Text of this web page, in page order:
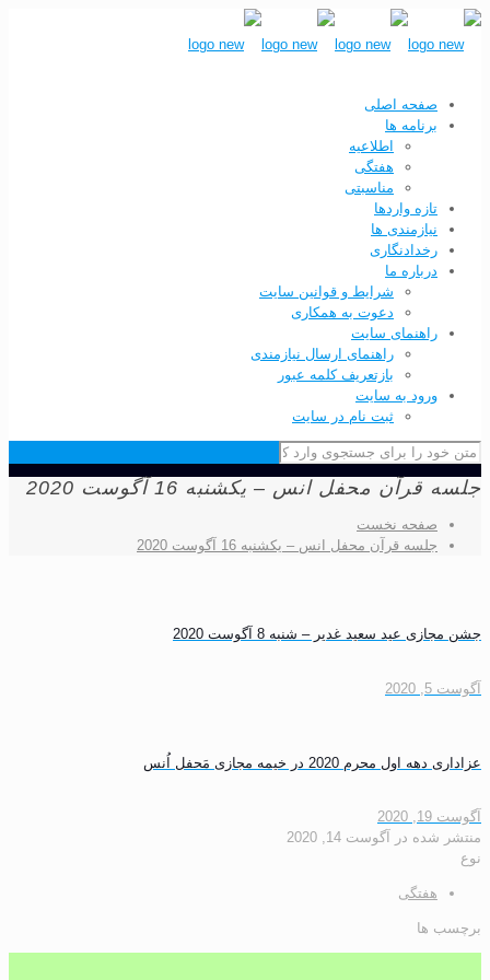
صفحه اصلی
برنامه ها
اطلاعیه
هفتگی
مناسبتی
تازه واردها
نیازمندی ها
رخدادنگاری
درباره ما
شرایط و قوانین سایت
دعوت به همکاری
راهنمای سایت
راهنمای ارسال نیازمندی
بازتعریف کلمه عبور
ورود به سایت
ثبت نام در سایت
محفل انس – یکشنبه 16 آگوست 2020
صفحه نخست
جلسه قرآن محفل انس – یکشنبه 16 آگوست 2020
عید سعید غدیر – شنبه 8 آگوست 2020
محرم 2020 در خیمه مجازی مَحفل اُنس
شده در آگوست 14, 2020
هفتگی
ها